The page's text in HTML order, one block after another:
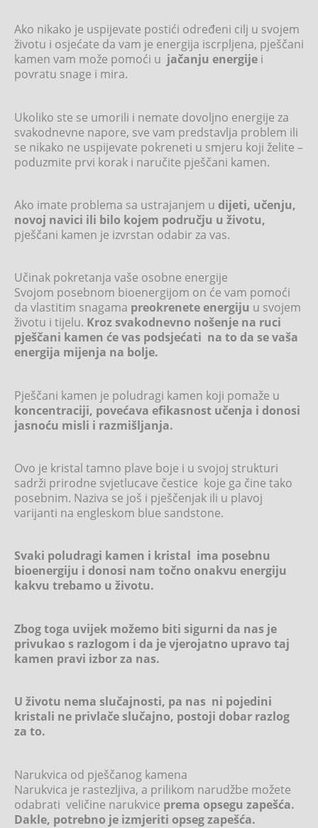
Ako nikako je uspijevate postići određeni cilj u svojem
životu i osjećate da vam je energija iscrpljena, pješčani
kamen vam može pomoći u jačanju energije i
povratu snage i mira.
Ukoliko ste se umorili i nemate dovoljno energije za
svakodnevne napore, sve vam predstavlja problem ili
se nikako ne uspijevate pokreneti u smjeru koji želite –
poduzmite prvi korak i naručite pješčani kamen.
Ako imate problema sa ustrajanjem u dijeti, učenju,
novoj navici ili bilo kojem području u životu,
pješčani kamen je izvrstan odabir za vas.
Učinak pokretanja vaše osobne energije
Svojom posebnom bioenergijom on će vam pomoći
da vlastitim snagama preokrenete energiju u svojem
životu i tijelu. Kroz svakodnevno nošenje na ruci
pješčani kamen će vas podsjećati na to da se vaša
energija mijenja na bolje.
Pješčani kamen je poludragi kamen koji pomaže u
koncentraciji, povećava efikasnost učenja i donosi
jasnoću misli i razmišljanja.
Ovo je kristal tamno plave boje i u svojoj strukturi
sadrži prirodne svjetlucave čestice koje ga čine tako
posebnim. Naziva se još i pješčenjak ili u plavoj
varijanti na engleskom blue sandstone.
Svaki poludragi kamen i kristal ima posebnu
bioenergiju i donosi nam točno onakvu energiju
kakvu trebamo u životu.
Zbog toga uvijek možemo biti sigurni da nas je
privukao s razlogom i da je vjerojatno upravo taj
kamen pravi izbor za nas.
U životu nema slučajnosti, pa nas ni pojedini
kristali ne privlače slučajno, postoji dobar razlog
za to.
Narukvica od pješčanog kamena
Narukvica je rastezljiva, a prilikom narudžbe možete
odabrati veličine narukvice prema opsegu zapešća.
Dakle, potrebno je izmjeriti opseg zapešća.